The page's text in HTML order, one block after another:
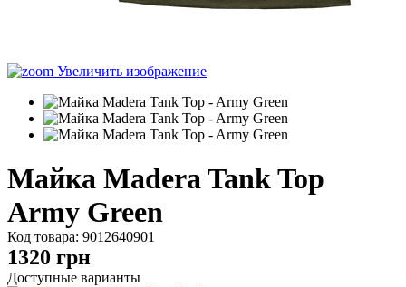
Увеличить изображение
Майка Madera Tank Top
Army Green
Код товара: 9012640901
1320 грн
Доступные варианты